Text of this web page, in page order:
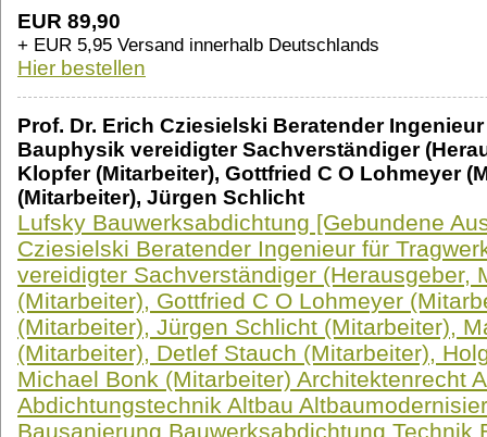
EUR 89,90
+ EUR 5,95 Versand innerhalb Deutschlands
Hier bestellen
Prof. Dr. Erich Cziesielski Beratender
Bauphysik vereidigter Sachverständiger
Klopfer (Mitarbeiter), Gottfried C O Lohmeyer
(Mitarbeiter), Jürgen Schlicht
Lufsky Bauwerksabdichtung [Gebundene
Cziesielski Beratender Ingenieur für
vereidigter Sachverständiger (Herausgeber,
(Mitarbeiter), Gottfried C O Lohmeyer
(Mitarbeiter), Jürgen Schlicht (Mitarbeiter),
(Mitarbeiter), Detlef Stauch (Mitarbeiter),
Michael Bonk (Mitarbeiter) Architektenrecht
Abdichtungstechnik Altbau
Bausanierung Bauwerksabdichtung Technik